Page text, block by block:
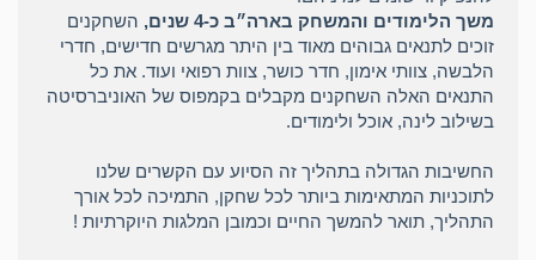
משך הלימודים והמשחק בארה״ב כ-4 שנים,
השחקנים
זוכים לתנאים גבוהים מאוד בין היתר מגרשים חדישים, חדרי
הלבשה, צוותי אימון, חדר כושר, צוות רפואי ועוד. את כל
התנאים האלה השחקנים מקבלים בקמפוס של האוניברסיטה
בשילוב לינה, אוכל ולימודים.
החשיבות הגדולה בתהליך זה הסיוע עם הקשרים שלנו
לתוכניות המתאימות ביותר לכל שחקן, התמיכה לכל אורך
התהליך, תואר להמשך החיים וכמובן המלגות היוקרתיות !